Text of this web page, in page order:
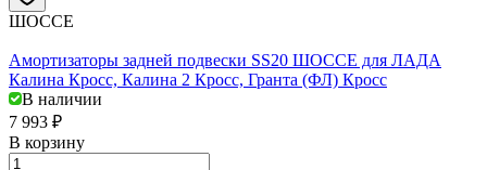
ШОССЕ
Амортизаторы задней подвески SS20 ШОССЕ для ЛАДА
Калина Кросс, Калина 2 Кросс, Гранта (ФЛ) Кросс
В наличии
7 993 ₽
В корзину